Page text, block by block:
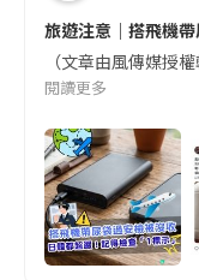
旅遊注意｜搭飛機
（文章由風傳媒授
閱讀更多